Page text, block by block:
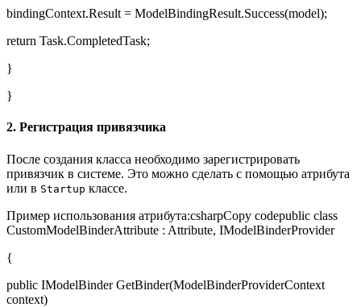
bindingContext.Result = ModelBindingResult.Success(model);
return Task.CompletedTask;
}
}
2. Регистрация привязчика
После создания класса необходимо зарегистрировать
привязчик в системе. Это можно сделать с помощью атрибута
или в Startup классе.
Пример использования атрибута:csharpCopy codepublic class
CustomModelBinderAttribute : Attribute, IModelBinderProvider
{
public IModelBinder GetBinder(ModelBinderProviderContext
context)